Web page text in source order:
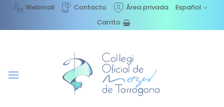
Saltar
contenido
Webmail Contacto Área privada
Español
Carrito